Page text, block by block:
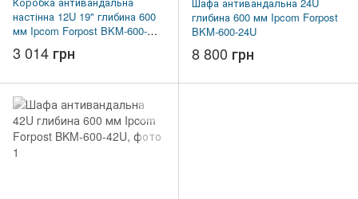
настінна 12U 19" глибина 600
мм Ipcom Forpost BKM-600-
12U-600
3 014 грн
глибина 600 мм Ipcom Forpost
BKM-600-24U
8 800 грн